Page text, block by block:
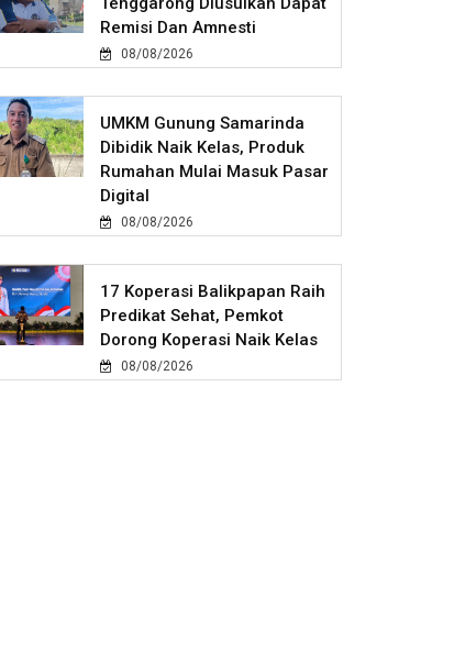
Remisi Dan Amnesti
08/08/2026
UMKM Gunung Samarinda
Dibidik Naik Kelas, Produk
Rumahan Mulai Masuk Pasar
Digital
08/08/2026
17 Koperasi Balikpapan Raih
Predikat Sehat, Pemkot
Dorong Koperasi Naik Kelas
08/08/2026